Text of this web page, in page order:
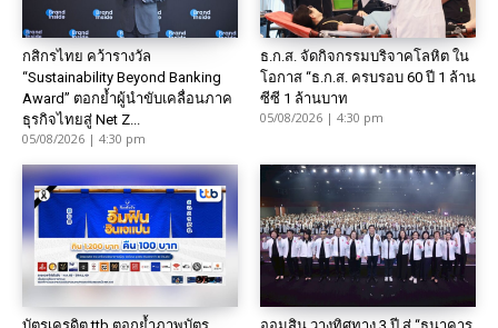
กสิกรไทย คว้ารางวัล
“Sustainability Beyond Banking
Award” ตอกย้ำผู้นำขับเคลื่อนภาค
ธุรกิจไทยสู่ Net Z...
05/08/2026 | 4:30 pm
ธ.ก.ส. จัดกิจกรรมบริจาคโลหิต ใน
โอกาส “ธ.ก.ส. ครบรอบ 60 ปี 1 ล้าน
ซีซี 1 ล้านบาท
05/08/2026 | 4:30 pm